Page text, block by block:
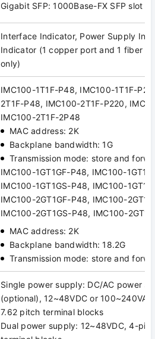
Gigabit SFP: 1000Base-FX SFP slot
Interface Indicator, Power Supply
Indicator (1 copper port and 1 fiber
only)
IMC100-1T1F-P48, IMC100-1T1F-
2T1F-P48, IMC100-2T1F-P220,
IMC100-2T1F-2P48
MAC address: 2K
Backplane bandwidth: 1G
Transmission mode: store and
IMC100-1GT1GF-P48, IMC100-
IMC100-1GT1GS-P48, IMC100-
IMC100-2GT1GF-P48, IMC100-
IMC100-2GT1GS-P48, IMC100-
MAC address: 2K
Backplane bandwidth: 18.2G
Transmission mode: store and
Single power supply: DC/AC power
(optional), 12~48VDC or
7.62 pitch terminal blocks
Dual power supply: 12~48VDC, 4-pin